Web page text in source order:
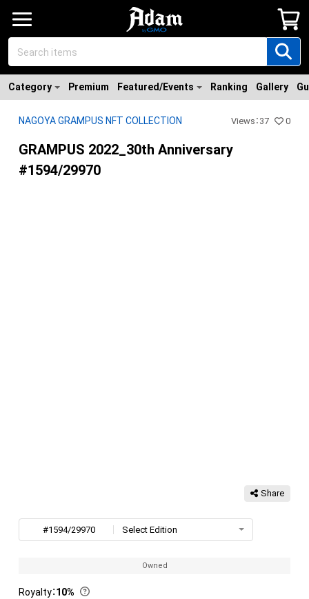
Category Premium Featured/Events Ranking Gallery
NAGOYA GRAMPUS NFT COLLECTION Views ： 37 0
GRAMPUS 2022_30th Anniversary
#1594/29970
Share
#1594/29970 Select Edition
Owned
Royalty：10%